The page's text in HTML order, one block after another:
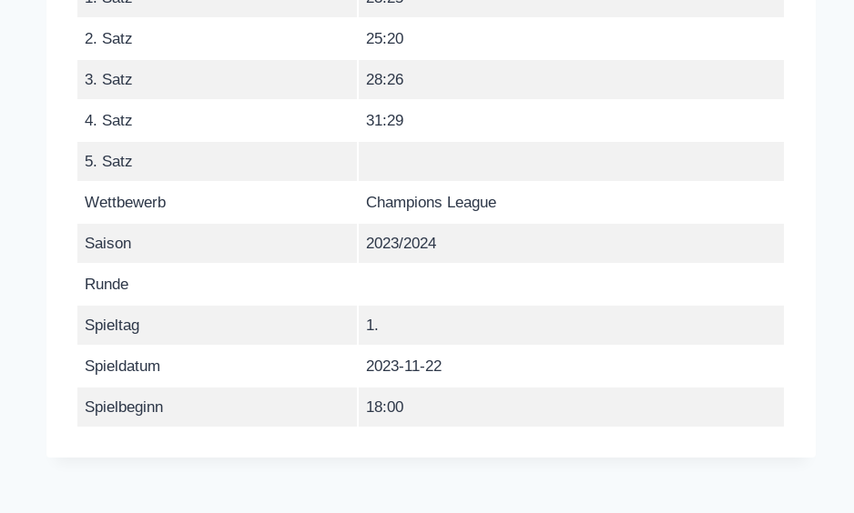
2. Satz 25:20
3. Satz 28:26
4. Satz 31:29
5. Satz
Wettbewerb Champions League
Saison 2023/2024
Runde
Spieltag 1.
Spieldatum 2023-11-22
Spielbeginn 18:00